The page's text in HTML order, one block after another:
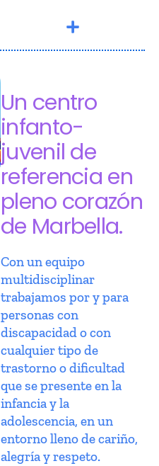
Un centro
infanto-
juvenil de
referencia en
pleno corazón
de Marbella.
Con un equipo
multidisciplinar
trabajamos por y para
personas con
discapacidad o con
cualquier tipo de
trastorno o dificultad
que se presente en la
infancia y la
adolescencia, en un
entorno lleno de cariño,
alegría y respeto.